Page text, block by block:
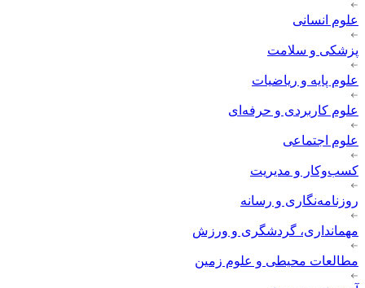
علوم انسانی
پزشکی و سلامت
علوم پایه و ریاضیات
علوم کاربردی و حرفه‌ای
علوم اجتماعی
کسب‌وکار و مدیریت
روزنامه‌نگاری و رسانه
مهمانداری، گردشگری و ورزش
مطالعات محیطی و علوم زمین